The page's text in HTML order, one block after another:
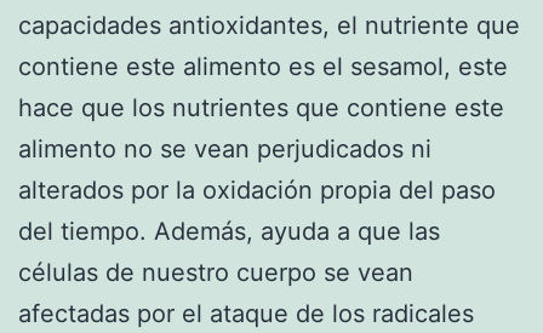
capacidades antioxidantes, el nutriente que
contiene este alimento es el sesamol, este
hace que los nutrientes que contiene este
alimento no se vean perjudicados ni
alterados por la oxidación propia del paso
del tiempo. Además, ayuda a que las
células de nuestro cuerpo se vean
afectadas por el ataque de los radicales